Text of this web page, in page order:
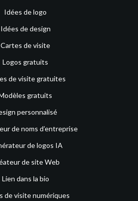
Idées de logo
Idées de design
Cartes de visite
Logos gratuits
de visite gratuites
gratuits
personnalisé
de noms d’entreprise
de logos IA
de site Web
Lien dans la bio
de visite numériques